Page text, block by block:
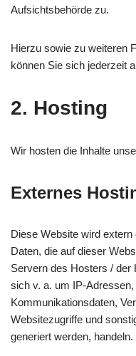
Aufsichtsbehörde zu.
Hierzu sowie zu weiteren
können Sie sich jederzeit
2. Hosting
Wir hosten die Inhalte
Externes
Diese Website wird
Daten, die auf dieser
Servern des Hosters / der
sich v. a. um IP-
Kommunikationsdaten,
Websitezugriffe und
generiert werden, handeln.